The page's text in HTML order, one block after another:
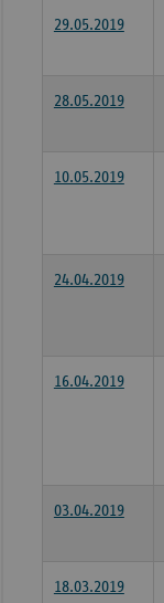
29.05.2019
28.05.2019
10.05.2019
24.04.2019
16.04.2019
03.04.2019
18.03.2019